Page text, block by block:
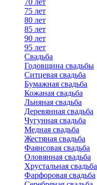
70 лет
75 лет
80 лет
85 лет
90 лет
95 лет
Свадьба
Годовщина свадьбы
Ситцевая свадьба
Бумажная свадьба
Кожаная свадьба
Льняная свадьба
Деревянная свадьба
Чугунная свадьба
Медная свадьба
Жестяная свадьба
Фаянсовая свадьба
Оловянная свадьба
Хрустальная свадьба
Фарфоровая свадьба